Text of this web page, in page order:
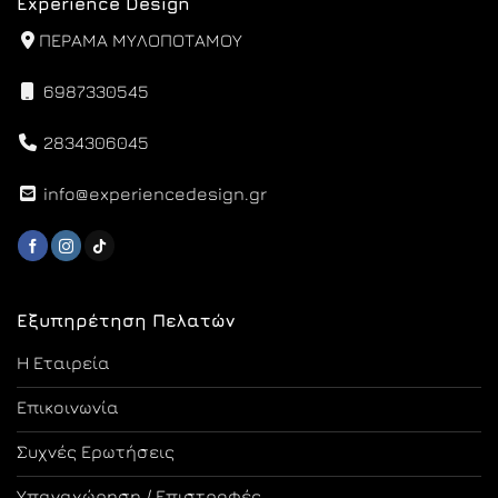
Εξυπηρέτηση Πελατών
Η Εταιρεία
Επικοινωνία
Συχνές Ερωτήσεις
ΠΕΡΑΜΑ ΜΥΛΟΠΟΤΑΜΟΥ
6987330545
2834306045
info@experiencedesign.gr